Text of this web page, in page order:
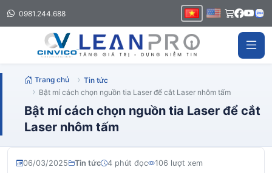
0981.244.688
Trang chủ
Tin tức
Bật mí cách chọn nguồn tia Laser để cắt Laser nhôm tấm
Bật mí cách chọn nguồn tia Laser để cắt
Laser nhôm tấm
06/03/2025 Tin tức 4 phút đọc 106 lượt xem